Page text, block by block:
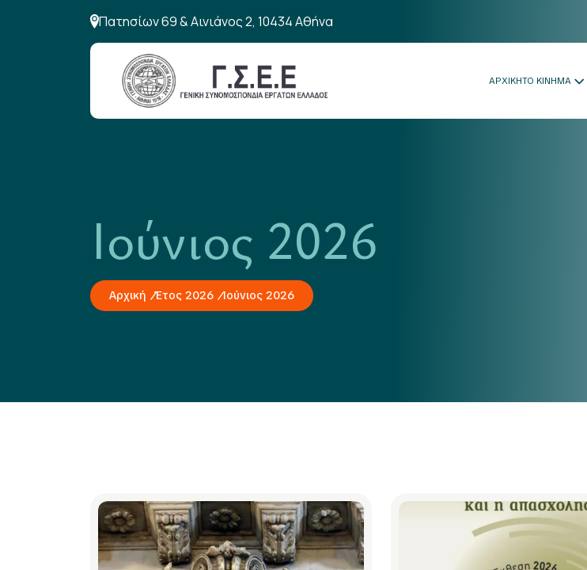
Πατησίων 69 & Αινιάνος 2, 10434 Αθήνα
ΑΡΧΙΚΗΤΟ ΚΙΝΗΜΑ
Ιούνιος 2026
Αρχική Έτος 2026 Ιούνιος 2026